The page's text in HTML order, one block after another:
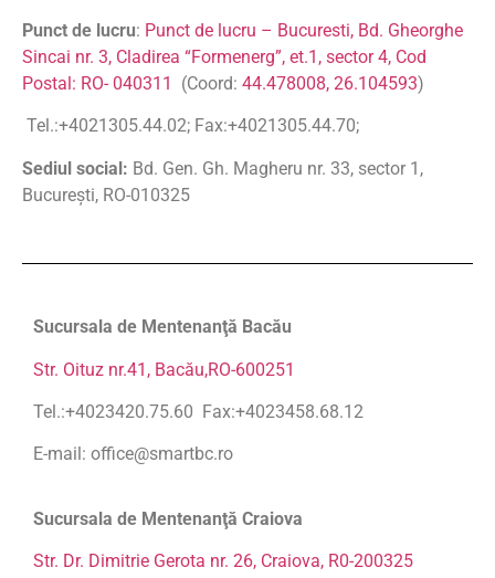
Punct de lucru: Punct de lucru – Bucuresti, Bd. Gheorghe
Sincai nr. 3, Cladirea “Formenerg”, et.1, sector 4, Cod
Postal: RO- 040311
(Coord: 44.478008, 26.104593)
Tel.:+4021305.44.02; Fax:+4021305.44.70;
Sediul social: Bd. Gen. Gh. Magheru nr. 33, sector 1,
Bucureşti, RO-010325
Sucursala de Mentenanţă Bacău
Str. Oituz nr.41, Bacău,RO-600251
Tel.:+4023420.75.60 Fax:+4023458.68.12
E-mail: office@smartbc.ro
Sucursala de Mentenanţă Craiova
Str. Dr. Dimitrie Gerota nr. 26, Craiova, R0-200325